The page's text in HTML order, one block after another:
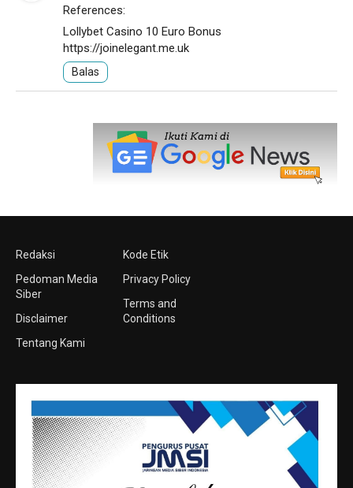
References:
Lollybet Casino 10 Euro Bonus
https://joinelegant.me.uk
Balas
Redaksi
Pedoman Media
Siber
Disclaimer
Tentang Kami
Kode Etik
Privacy Policy
Terms and
Conditions